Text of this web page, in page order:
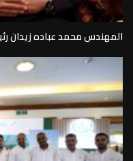
المهندس محمد عباده زيدان